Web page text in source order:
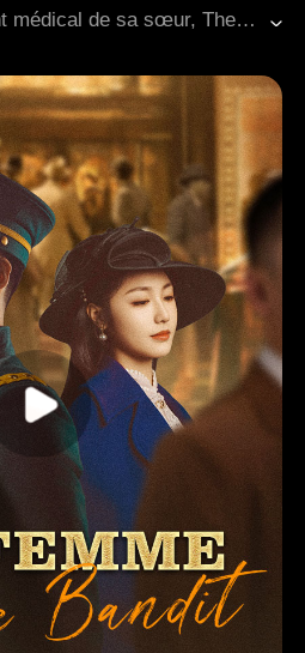
Romance moderne
Pour payer le traitement médical de sa sœur, Thea a sacrifié sa virginité à un prix élevé, en se vendant à un inconnu nommé Jeff. Un an plus tard, lors d'une réunion avec les amis de son prétendant Gavin, elle a rencontré Jeff à nouveau. Il l'a reconnue et l'a confrontée dans un endroit isolé. Paniquée, Thea s'est enfuie dans le salon privé, avant d'être entraînée par Gavin pour faire face à Jeff une fois de plus. Gavin lui a dit que seul Jeff avait le remède qui pourrait sauver sa sœur. Ravalant sa fierté, elle l'a humblement supplié de lui donner le médicament, mais Jeff était implacable, déterminé à raviver la passion de cette nuit inoubliable...